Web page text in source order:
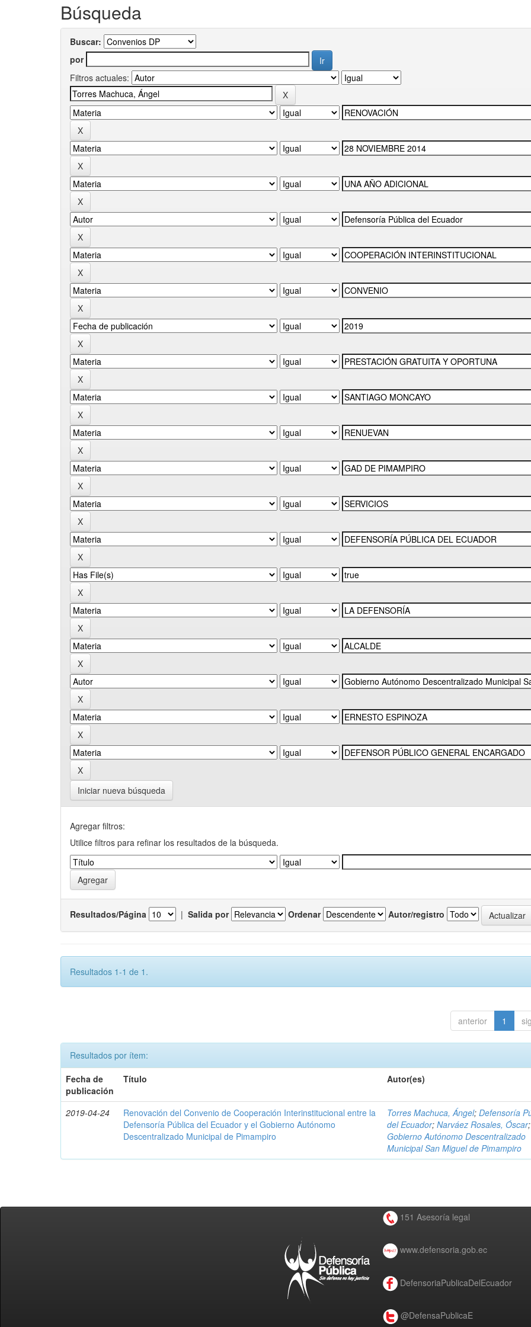
Búsqueda
Buscar:
por
Filtros actuales:
Iniciar nueva búsqueda
Agregar filtros:
Utilice filtros para refinar los resultados de la búsqueda.
Resultados/Página | Salida por Ordenar Autor/registro
Resultados 1-1 de 1.
anterior 1
Resultados por ítem:
Fecha de
publicación
Título Autor(es)
2019-04-24
Renovación del Convenio de Cooperación Interinstitucional entre la
Defensoría Pública del Ecuador y el Gobierno Autónomo
Descentralizado Municipal de Pimampiro
Torres Machuca, Ángel;Defensoría
del Ecuador;Narváez Rosales, Óscar;
Gobierno Autónomo Descentralizado
Municipal San Miguel de Pimampiro
151 Asesoría legal
www.defensoria.gob.ec
DefensoriaPublicaDelEcuador
@DefensaPublicaE